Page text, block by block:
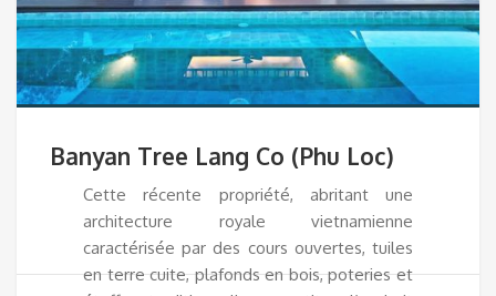
Banyan Tree Lang Co (Phu Loc)
Cette récente propriété, abritant une
architecture royale vietnamienne
caractérisée par des cours ouvertes, tuiles
en terre cuite, plafonds en bois, poteries et